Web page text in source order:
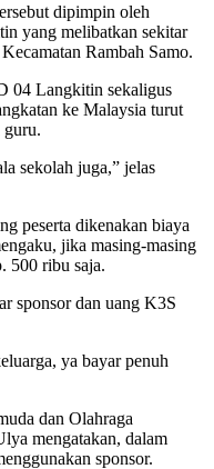
dipimpin oleh
yang melibatkan sekitar
Rambah Samo.
04 Langkitin sekaligus
ke Malaysia turut
guru.
sekolah juga,” jelas
peserta dikenakan biaya
jika masing-masing
500 ribu saja.
sponsor dan uang K3S
ya bayar penuh
dan Olahraga
mengatakan, dalam
sponsor.